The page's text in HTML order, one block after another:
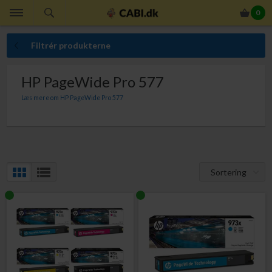
0
Filtrér produkterne
HP PageWide Pro 577
Læs mere om HP PageWide Pro 577
Sortering